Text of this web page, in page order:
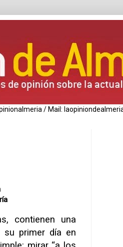
/ Mail:
contienen una
su primer día en